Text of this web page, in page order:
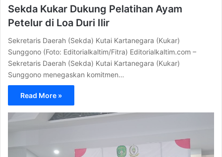
Sekda Kukar Dukung Pelatihan Ayam
Petelur di Loa Duri Ilir
Sekretaris Daerah (Sekda) Kutai Kartanegara (Kukar)
Sunggono (Foto: Editorialkaltim/Fitra) Editorialkaltim.com –
Sekretaris Daerah (Sekda) Kutai Kartanegara (Kukar)
Sunggono menegaskan komitmen…
Read More »